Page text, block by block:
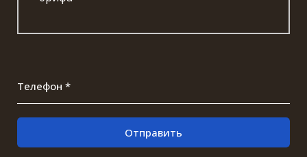
Телефон *
Отправить